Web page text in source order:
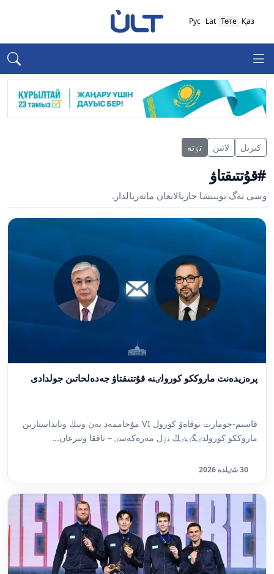
Қаз
Төте
Lat
Рус
كىرىل لاتىن تٶتە
#قۇتتىقتاۋ
وسى تەگ بويىنشا جاريالانعان ماتەريالدار.
پرەزيدەنت ماروككو كورولٸنە قۇتتىقتاۋ جەدەلحاتىن جولدادى
قاسىم-جومارت توقاەۆ كورول VI مۇحاممەد پەن ونىڭ وتانداستارىن
ماروككو كورولدٸگٸنٸڭ تٶل مەرەكەسٸ – تاققا وتىرعان...
30 شٸلدە 2026